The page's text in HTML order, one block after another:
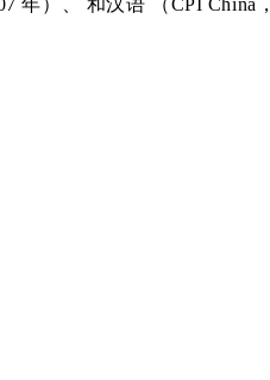
年）、 和汉语 （CPI China